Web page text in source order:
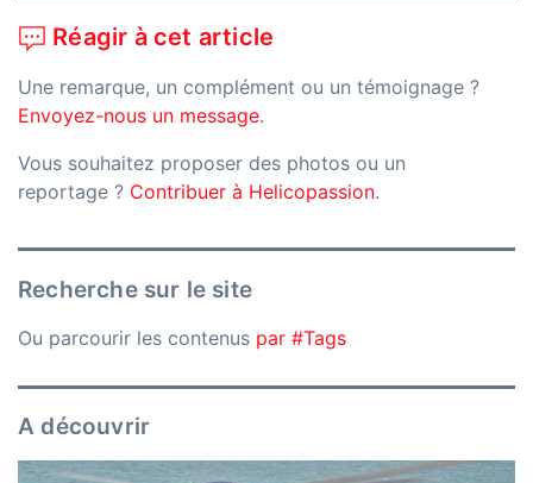
Réagir à cet article
Une remarque, un complément ou un témoignage ?
Envoyez-nous un message.
Vous souhaitez proposer des photos ou un
reportage ? Contribuer à Helicopassion.
Recherche sur le site
Ou parcourir les contenus par #Tags
A découvrir